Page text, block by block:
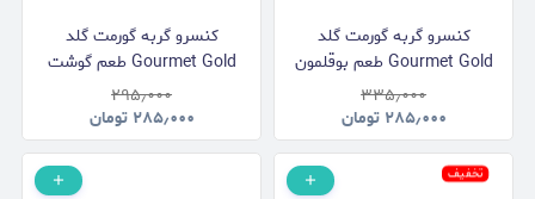
کنسرو گربه گورمت گلد
Gourmet Gold طعم بوقلمون
بافت پته وزن 85 گرم
۳۳۵٫۰۰۰
۲۸۵٫۰۰۰ تومان
کنسرو گربه گورمت گلد
Gourmet Gold طعم گوشت
بافت پته وزن 85 گرم
۲۹۵٫۰۰۰
۲۸۵٫۰۰۰ تومان
تخفیف